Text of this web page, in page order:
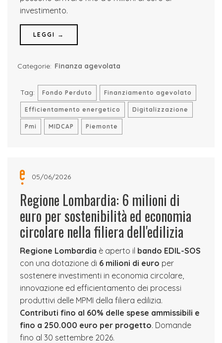
investimento.
LEGGI →
Categorie: Finanza agevolata
Tag: Fondo Perduto Finanziamento agevolato
Efficientamento energetico Digitalizzazione
Pmi MIDCAP Piemonte
05/06/2026
Regione Lombardia: 6 milioni di
euro per sostenibilità ed economia
circolare nella filiera dell'edilizia
Regione Lombardia è aperto il bando EDIL-SOS
con una dotazione di 6 milioni di euro per
sostenere investimenti in economia circolare,
innovazione ed efficientamento dei processi
produttivi delle MPMI della filiera edilizia.
Contributi fino al 60% delle spese ammissibili e
fino a 250.000 euro per progetto. Domande
fino al 30 settembre 2026.